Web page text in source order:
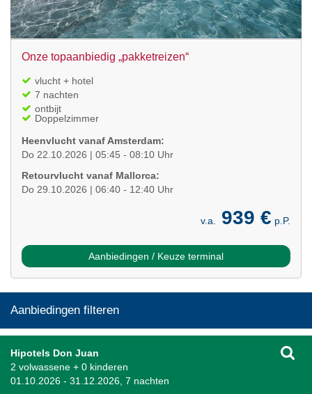
Onze topaanbiedig „pakketreizen“
vlucht + hotel
7 nachten
ontbijt
Doppelzimmer
Heenvlucht vanaf Amsterdam:
Do 22.10.2026 | 05:45 - 08:10 Uhr
Retourvlucht vanaf Mallorca:
Do 29.10.2026 | 06:40 - 12:40 Uhr
v.a. 939 € p.P.
Aanbiedingen / Keuze terminal
Aanbiedingen filteren
Hipotels Don Juan
2 volwassene + 0 kinderen
01.10.2026 - 31.12.2026, 7 nachten